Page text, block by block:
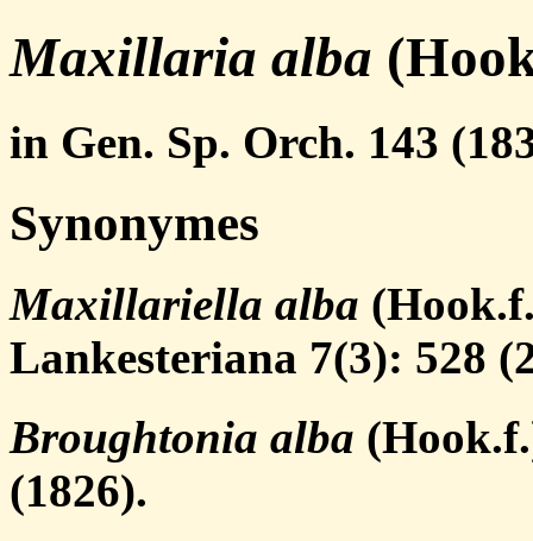
Maxillaria alba
in Gen. Sp. Orch. 143
Synonymes
Maxillariella alba
Lankesteriana 7(3): 528
Broughtonia alba
(1826).